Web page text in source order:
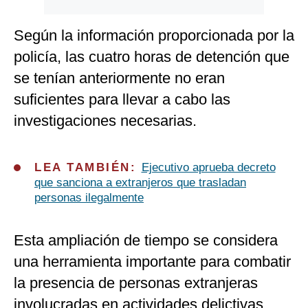
Según la información proporcionada por la
policía, las cuatro horas de detención que
se tenían anteriormente no eran
suficientes para llevar a cabo las
investigaciones necesarias.
LEA TAMBIÉN:
Ejecutivo aprueba decreto
que sanciona a extranjeros que trasladan
personas ilegalmente
Esta ampliación de tiempo se considera
una herramienta importante para combatir
la presencia de personas extranjeras
involucradas en actividades delictivas.